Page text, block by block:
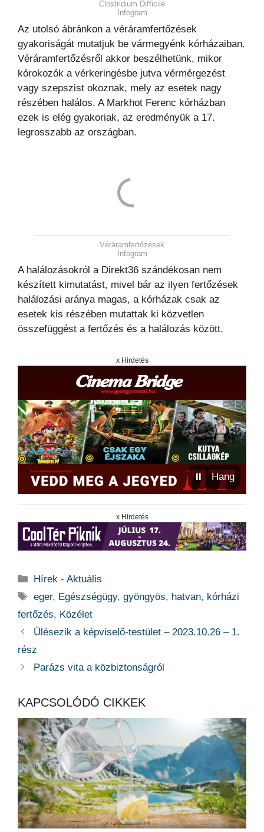
Clostridium Difficile
Infogram
Az utolsó ábránkon a véráramfertőzések
gyakoriságát mutatjuk be vármegyénk kórházaiban.
Véráramfertőzésről akkor beszélhetünk, mikor
kórokozók a vérkeringésbe jutva vérmérgezést
vagy szepszist okoznak, mely az esetek nagy
részében halálos. A Markhot Ferenc kórházban
ezek is elég gyakoriak, az eredményük a 17.
legrosszabb az országban.
Véráramfertőzések
Infogram
A halálozásokról a Direkt36 szándékosan nem
készített kimutatást, mivel bár az ilyen fertőzések
halálozási aránya magas, a kórházak csak az
esetek kis részében mutattak ki közvetlen
összefüggést a fertőzés és a halálozás között.
x Hirdetés
⏸ Hang
x Hirdetés
Kategória
Hírek - Aktuális
Címkék
eger, Egészségügy,gyöngyös, hatvan, kórházi
fertőzés, Közélet
Ülésezik a képviselő-testület – 2023.10.26 – 1.
rész
Parázs vita a közbiztonságról
KAPCSOLÓDÓ CIKKEK